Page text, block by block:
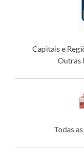
Capitais e
Outras
Todas